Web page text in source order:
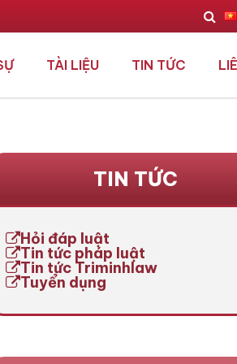
TÀI LIỆU TIN TỨC
TIN TỨC
Hỏi đáp luật
Tin tức pháp luật
Tin tức Triminhlaw
Tuyển dụng